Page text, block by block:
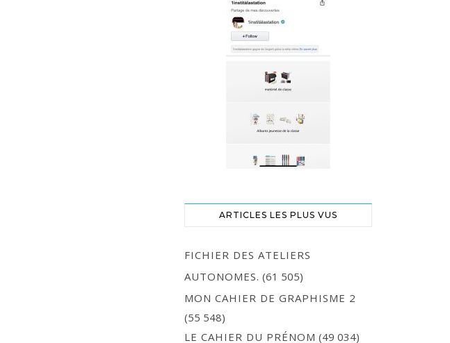
ARTICLES LES PLUS VUS
FICHIER DES ATELIERS
AUTONOMES. (61 505)
MON CAHIER DE GRAPHISME 2
(55 548)
LE CAHIER DU PRÉNOM (49 034)